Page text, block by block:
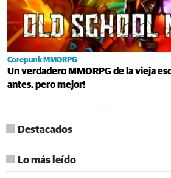
Corepunk MMORPG
Un verdadero MMORPG de la vieja
antes, pero mejor!
Destacados
Lo más leído